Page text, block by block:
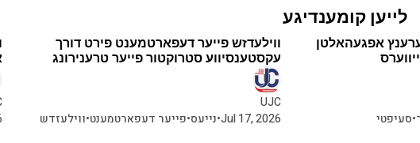
לייען קומענדיגע
אפגעהאלטן
•סעיפטי
ווילעדזש פייער דעפארטמענט פירט דורך
עקסטענסיווע סטרוקטור פייער טרענירונג
UJC
Jul 17, 2026
•נייעס•פייער דעפארטמענט•ווילעזדש